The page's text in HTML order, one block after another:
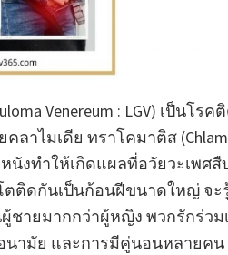
Venereum : LGV) เป็น
ลาไมเดีย ทราโคมาติส
นังทำให้เกิดแผลที่อวัยวะเพศ
ติดกันเป็นก้อนฝีขนาดใหญ่ จะ
ายมากกว่าผู้หญิง พวกรักร่วม
นามัย และการมีคู่นอนหลายคน